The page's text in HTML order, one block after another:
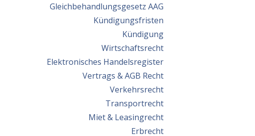
Gleichbehandlungsgesetz AAG
Kündigungsfristen
Kündigung
Wirtschaftsrecht
Elektronisches Handelsregister
Vertrags & AGB Recht
Verkehrsrecht
Transportrecht
Miet & Leasingrecht
Erbrecht